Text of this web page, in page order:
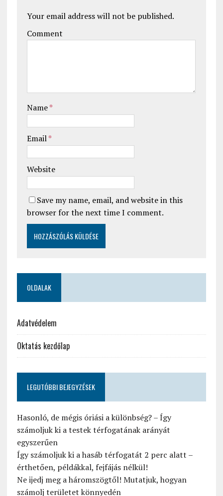
Your email address will not be published.
Comment
Name*
Email*
Website
Save my name, email, and website in this
browser for the next time I comment.
OLDALAK
Adatvédelem
Oktatás kezdőlap
LEGUTÓBBI BEJEGYZÉSEK
Hasonló, de mégis óriási a különbség? – Így
számoljuk ki a testek térfogatának arányát
egyszerűen
Így számoljuk ki a hasáb térfogatát 2 perc alatt –
érthetően, példákkal, fejfájás nélkül!
Ne ijedj meg a háromszögtől! Mutatjuk, hogyan
számolj területet könnyedén